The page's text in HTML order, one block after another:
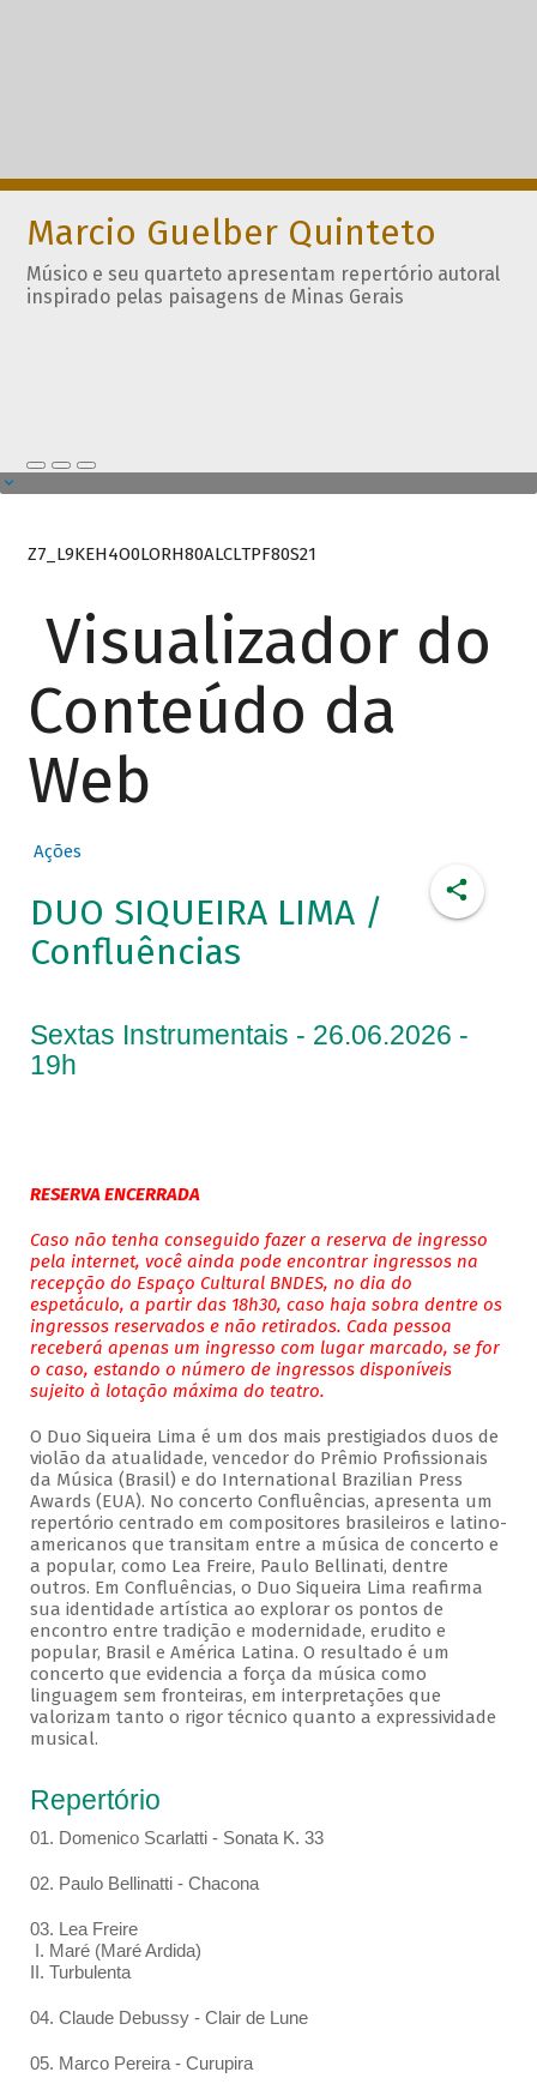
Marcio Guelber Quinteto
Músico e seu quarteto apresentam repertório autoral
inspirado pelas paisagens de Minas Gerais
Z7_L9KEH4O0LORH80ALCLTPF80S21
Visualizador do
Conteúdo da
Web
Ações
DUO SIQUEIRA LIMA /
Confluências
Sextas Instrumentais - 26.06.2026 -
19h
RESERVA ENCERRADA
Caso não tenha conseguido fazer a reserva de ingresso
pela internet, você ainda pode encontrar ingressos na
recepção do Espaço Cultural BNDES, no dia do
espetáculo, a partir das 18h30, caso haja sobra dentre os
ingressos reservados e não retirados. Cada pessoa
receberá apenas um ingresso com lugar marcado, se for
o caso, estando o número de ingressos disponíveis
sujeito à lotação máxima do teatro.
O Duo Siqueira Lima é um dos mais prestigiados duos de
violão da atualidade, vencedor do Prêmio Profissionais
da Música (Brasil) e do International Brazilian Press
Awards (EUA). No concerto Confluências, apresenta um
repertório centrado em compositores brasileiros e latino-
americanos que transitam entre a música de concerto e
a popular, como Lea Freire, Paulo Bellinati, dentre
outros. Em Confluências, o Duo Siqueira Lima reafirma
sua identidade artística ao explorar os pontos de
encontro entre tradição e modernidade, erudito e
popular, Brasil e América Latina. O resultado é um
concerto que evidencia a força da música como
linguagem sem fronteiras, em interpretações que
valorizam tanto o rigor técnico quanto a expressividade
musical.
Repertório
01. Domenico Scarlatti - Sonata K. 33
02. Paulo Bellinatti - Chacona
03. Lea Freire
I. Maré (Maré Ardida)
II. Turbulenta
04. Claude Debussy - Clair de Lune
05. Marco Pereira - Curupira